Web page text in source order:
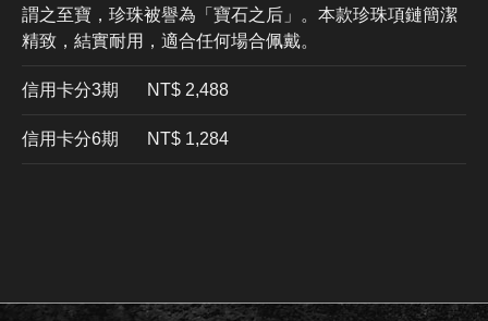
謂之至寶，珍珠被譽為「寶石之后」。本款珍珠項鏈簡潔
精致，結實耐用，適合任何場合佩戴。
信用卡分3期 ​NT$ 2,488
信用卡分6期 NT$ 1,284